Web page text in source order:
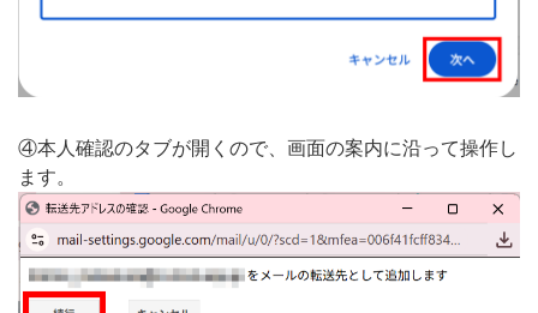
④本人確認のタブが開くので、画面の案内に沿って操作し
ます。